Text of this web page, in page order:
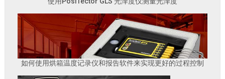
如何使用烘箱温度记录仪和报告软件来实现更好的过程控制